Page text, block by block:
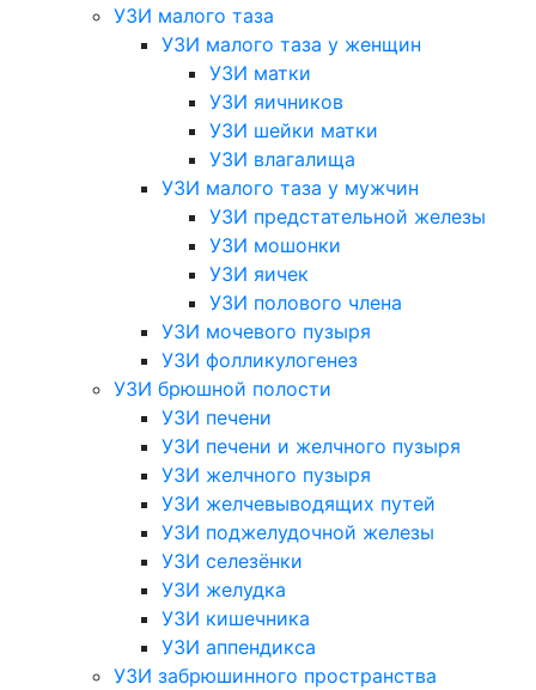
УЗИ малого таза
УЗИ малого таза у женщин
УЗИ матки
УЗИ яичников
УЗИ шейки матки
УЗИ влагалища
УЗИ малого таза у мужчин
УЗИ предстательной железы
УЗИ мошонки
УЗИ яичек
УЗИ полового члена
УЗИ мочевого пузыря
УЗИ фолликулогенез
УЗИ брюшной полости
УЗИ печени
УЗИ печени и желчного пузыря
УЗИ желчного пузыря
УЗИ желчевыводящих путей
УЗИ поджелудочной железы
УЗИ селезёнки
УЗИ желудка
УЗИ кишечника
УЗИ аппендикса
УЗИ забрюшинного пространства